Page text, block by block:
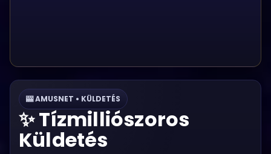
🎰 AMUSNET • KÜLDETÉS
Tízmilliószoros
Küldetés